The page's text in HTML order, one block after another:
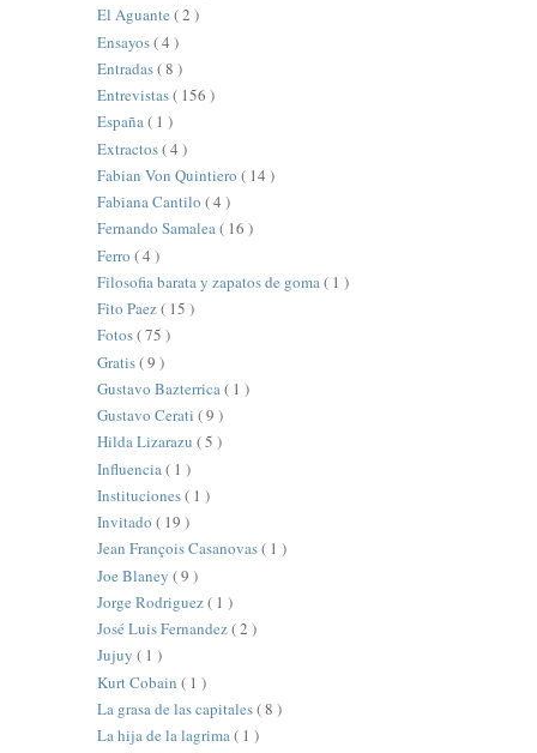
El Aguante ( 2 )
Ensayos( 4 )
Entradas( 8 )
Entrevistas( 156 )
España( 1 )
Extractos( 4 )
Fabian Von Quintiero ( 14 )
Fabiana Cantilo ( 4 )
Fernando Samalea( 16 )
Ferro ( 4 )
Filosofia barata y zapatos de goma( 1 )
Fito Paez( 15 )
Fotos( 75 )
Gratis( 9 )
Gustavo Bazterrica( 1 )
Gustavo Cerati ( 9 )
Hilda Lizarazu ( 5 )
Influencia ( 1 )
Instituciones( 1 )
Invitado ( 19 )
Jean François Casanovas( 1 )
Joe Blaney ( 9 )
Jorge Rodriguez( 1 )
José Luis Fernandez( 2 )
Jujuy ( 1 )
Kurt Cobain ( 1 )
La grasa de las capitales( 8 )
La hija de la lagrima( 1 )